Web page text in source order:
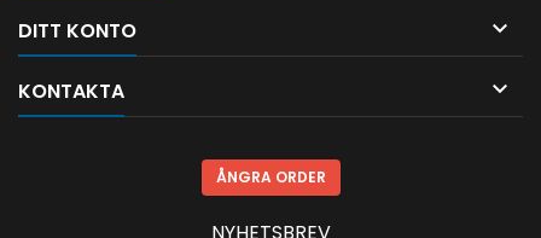
DITT KONTO 
KONTAKTA 
ÅNGRA ORDER